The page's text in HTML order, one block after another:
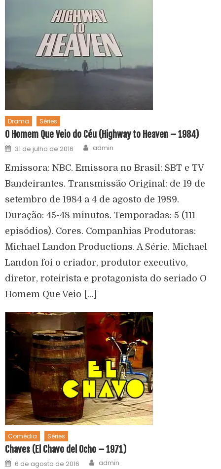
Drama Séries
O Homem Que Veio do Céu (Highway to Heaven – 1984)
31 de julho de 2016 admin
Emissora: NBC. Emissora no Brasil: SBT e TV
Bandeirantes. Transmissão Original: de 19 de
setembro de 1984 a 4 de agosto de 1989.
Duração: 45-48 minutos. Temporadas: 5 (111
episódios). Cores. Companhias Produtoras:
Michael Landon Productions. A Série. Michael
Landon foi o criador, produtor executivo,
diretor, roteirista e protagonista do seriado O
Homem Que Veio […]
Comédia Séries
Chaves (El Chavo del Ocho – 1971)
6 de agosto de 2016 admin